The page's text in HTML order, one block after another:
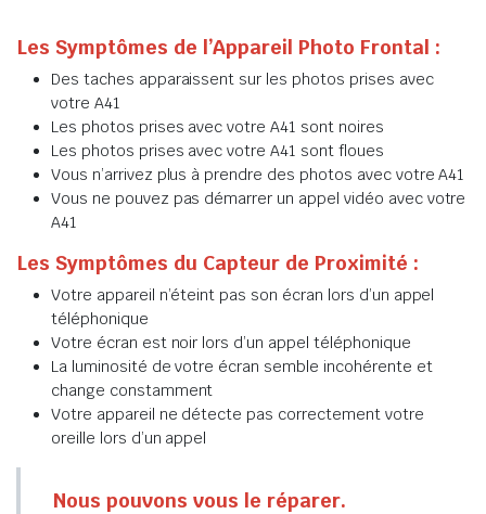
Les Symptômes de l’Appareil Photo Frontal :
Des taches apparaissent sur les photos prises avec
votre A41
Les photos prises avec votre A41 sont noires
Les photos prises avec votre A41 sont floues
Vous n’arrivez plus à prendre des photos avec votre A41
Vous ne pouvez pas démarrer un appel vidéo avec votre
A41
Les Symptômes du Capteur de Proximité :
Votre appareil n’éteint pas son écran lors d’un appel
téléphonique
Votre écran est noir lors d’un appel téléphonique
La luminosité de votre écran semble incohérente et
change constamment
Votre appareil ne détecte pas correctement votre
oreille lors d’un appel
Nous pouvons vous le réparer.